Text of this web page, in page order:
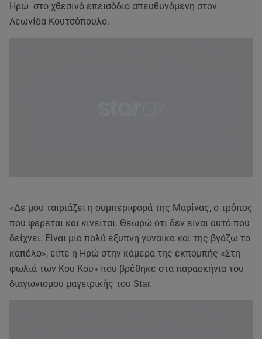
Ηρώ στο χθεσινό επεισόδιο απευθυνόμενη στον
Λεωνίδα Κουτσόπουλο.
«Δε μου ταιριάζει η συμπεριφορά της Μαρίνας, ο τρόπος
που φέρεται και κινείται. Θεωρώ ότι δεν είναι αυτό που
δείχνει. Είναι μια πολύ έξυπνη γυναίκα και της βγάζω το
καπέλο», είπε η Ηρώ στην κάμερα της εκπομπής «Στη
φωλιά των Κου Κου» που βρέθηκε στα παρασκήνια του
διαγωνισμού μαγειρικής του Star.